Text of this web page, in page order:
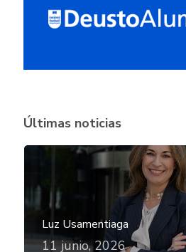
Últimas noticias
Luz Usamentiaga
11 junio, 2026